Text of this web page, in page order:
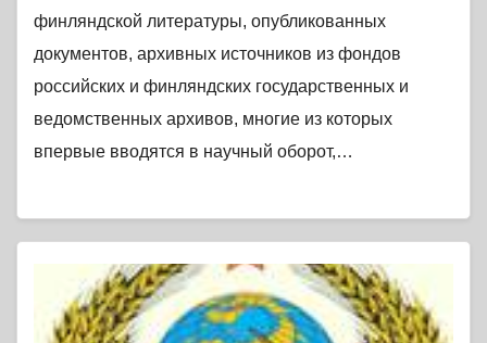
финляндской литературы, опубликованных
документов, архивных источников из фондов
российских и финляндских государственных и
ведомственных архивов, многие из которых
впервые вводятся в научный оборот,…